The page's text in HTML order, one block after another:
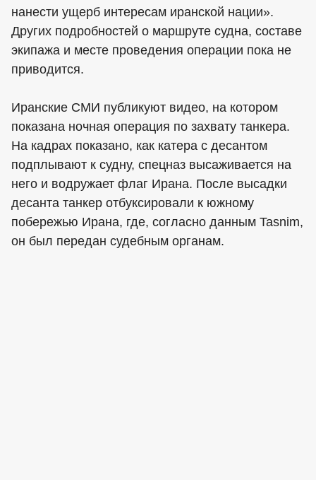
нанести ущерб интересам иранской нации».
Других подробностей о маршруте судна, составе
экипажа и месте проведения операции пока не
приводится.
Иранские СМИ публикуют видео, на котором
показана ночная операция по захвату танкера.
На кадрах показано, как катера с десантом
подплывают к судну, спецназ высаживается на
него и водружает флаг Ирана. После высадки
десанта танкер отбуксировали к южному
побережью Ирана, где, согласно данным Tasnim,
он был передан судебным органам.